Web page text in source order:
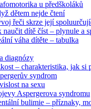
u předškoláků
dětem nejde čtení
řeči skrze její
naučit dítě číst – plynule a
váha dítěte – tabulka
diagnózy
– charakteristika, jak si
syndrom
na sexu
Aspergerova syndromu
bulimie – příznaky,